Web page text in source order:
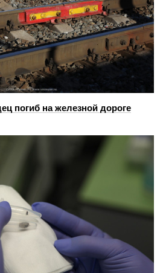
погиб на железной дороге